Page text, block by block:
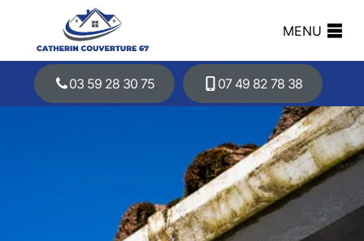
MENU
03 59 28 30 75 07 49 82 78 38